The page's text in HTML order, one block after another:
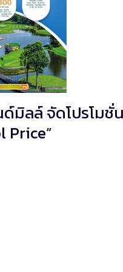
มิลล์ จัดโปรโมชั่
Price”